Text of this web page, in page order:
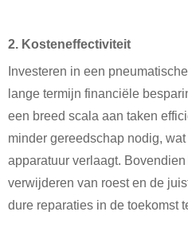
2. Kosteneffectiviteit
Investeren in een
lange termijn financiële
een breed scala aan taken
minder gereedschap nodig,
apparatuur verlaagt.
verwijderen van roest en de
dure reparaties in de toekomst